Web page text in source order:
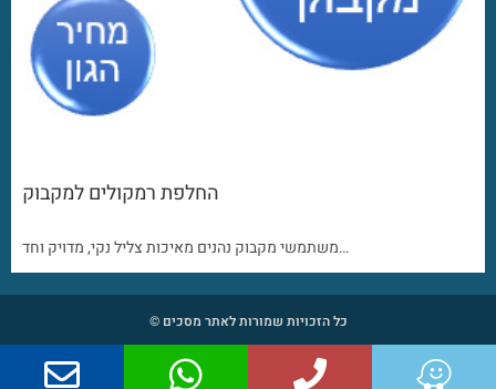
החלפת רמקולים למקבוק
משתמשי מקבוק נהנים מאיכות צליל נקי, מדויק וחד…
כל הזכויות שמורות לאתר מסכים ©